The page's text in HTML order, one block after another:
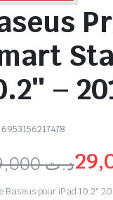
–
6953156217478
د.ت119,000
Baseus pour iPad 10.2″